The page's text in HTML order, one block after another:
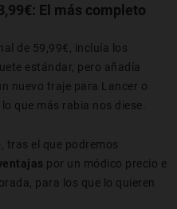
: El más completo
de 59,99€, incluía los
estándar, pero añadía
un nuevo traje para Lancer o
que más rabia nos diese.
tras el que podremos
por un módico precio e
para los que lo quieren